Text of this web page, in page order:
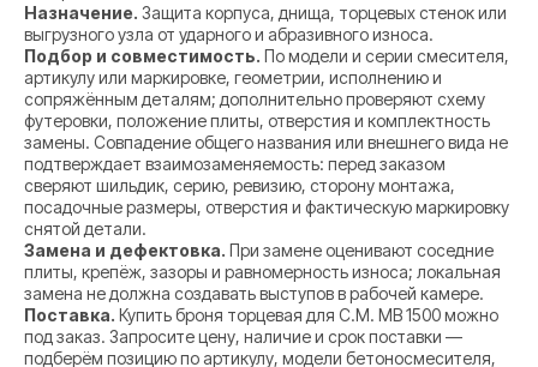
Назначение. Защита корпуса, днища, торцевых стенок или
выгрузного узла от ударного и абразивного износа.
Подбор и совместимость. По модели и серии смесителя,
артикулу или маркировке, геометрии, исполнению и
сопряжённым деталям; дополнительно проверяют схему
футеровки, положение плиты, отверстия и комплектность
замены. Совпадение общего названия или внешнего вида не
подтверждает взаимозаменяемость: перед заказом
сверяют шильдик, серию, ревизию, сторону монтажа,
посадочные размеры, отверстия и фактическую маркировку
снятой детали.
Замена и дефектовка. При замене оценивают соседние
плиты, крепёж, зазоры и равномерность износа; локальная
замена не должна создавать выступов в рабочей камере.
Поставка. Купить броня торцевая для C.M. MB 1500 можно
под заказ. Запросите цену, наличие и срок поставки —
подберём позицию по артикулу, модели бетоносмесителя,